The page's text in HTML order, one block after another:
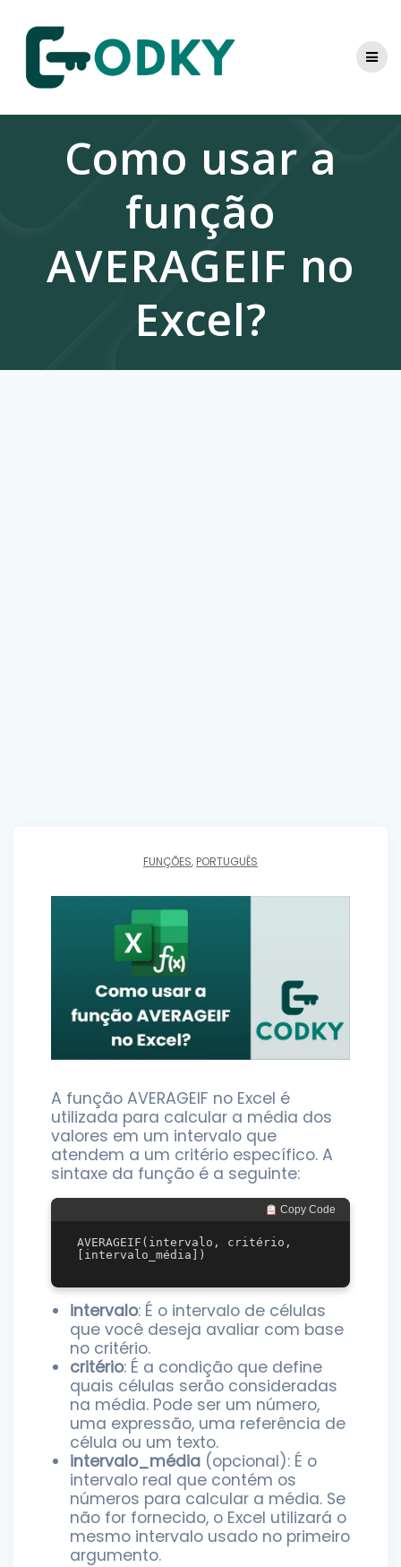
content
Como usar a
função
AVERAGEIF no
Excel?
FUNÇÕES, PORTUGUÊS
A função AVERAGEIF no Excel é
utilizada para calcular a média dos
valores em um intervalo que
atendem a um critério específico. A
sintaxe da função é a seguinte:
Copy Code
AVERAGEIF(intervalo, critério,
intervalo: É o intervalo de células
que você deseja avaliar com base
no critério.
critério: É a condição que define
quais células serão consideradas
na média. Pode ser um número,
uma expressão, uma referência de
célula ou um texto.
intervalo_média (opcional): É o
intervalo real que contém os
números para calcular a média. Se
não for fornecido, o Excel utilizará o
mesmo intervalo usado no primeiro
argumento.